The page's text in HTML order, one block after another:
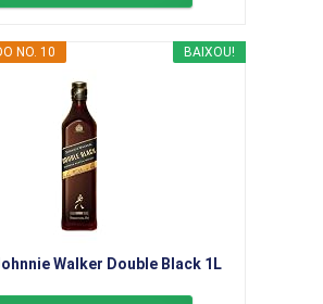
BAIXOU!
NO. 10
Walker Double Black 1L